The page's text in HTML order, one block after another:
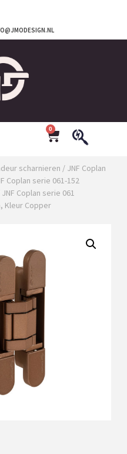
0
scharnieren / JNF Coplan
Coplan serie 061-152
JNF Coplan serie 061
Kleur Copper